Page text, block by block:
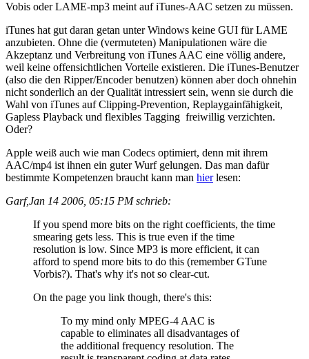
Vobis oder LAME-mp3 meint auf iTunes-AAC setzen zu müssen.
iTunes hat gut daran getan unter Windows keine GUI für LAME
anzubieten. Ohne die (vermuteten) Manipulationen wäre die
Akzeptanz und Verbreitung von iTunes AAC eine völlig andere,
weil keine offensichtlichen Vorteile existieren. Die iTunes-Benutzer
(also die den Ripper/Encoder benutzen) können aber doch ohnehin
nicht sonderlich an der Qualität intressiert sein, wenn sie durch die
Wahl von iTunes auf Clipping-Prevention, Replaygainfähigkeit,
Gapless Playback und flexibles Tagging freiwillig verzichten.
Oder?
Apple weiß auch wie man Codecs optimiert, denn mit ihrem
AAC/mp4 ist ihnen ein guter Wurf gelungen. Das man dafür
bestimmte Kompetenzen braucht kann man hierlesen:
Garf,Jan 14 2006, 05:15 PM schrieb:
If you spend more bits on the right coefficients, the time
smearing gets less. This is true even if the time
resolution is low. Since MP3 is more efficient, it can
afford to spend more bits to do this (remember GTune
Vorbis?). That's why it's not so clear-cut.
On the page you link though, there's this:
To my mind only MPEG-4 AAC is
capable to eliminates all disadvantages of
the additional frequency resolution. The